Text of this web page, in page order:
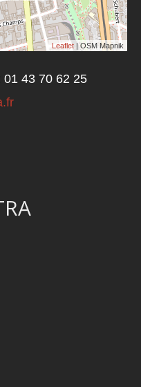
Leaflet | OSM Mapnik
43 70 62 25